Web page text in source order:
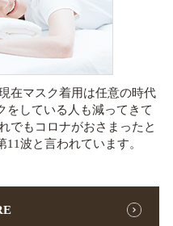
在マスク着用は任意の時代
をしている人も減ってきて
でもコロナがおさまったと
波と言われています。